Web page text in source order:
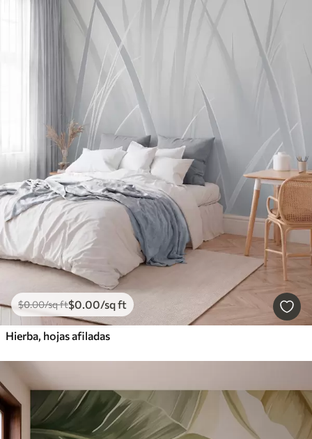
$0.00/sq ft$0 .00/sq ft
Hierba, hojas afiladas